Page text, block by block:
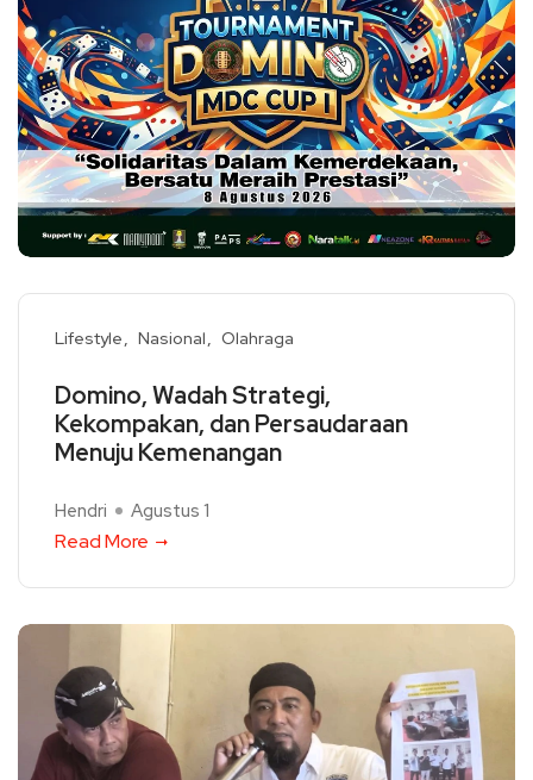
Lifestyle Nasional Olahraga
Domino, Wadah Strategi,
Kekompakan, dan Persaudaraan
Menuju Kemenangan
Hendri Agustus 1
Read More